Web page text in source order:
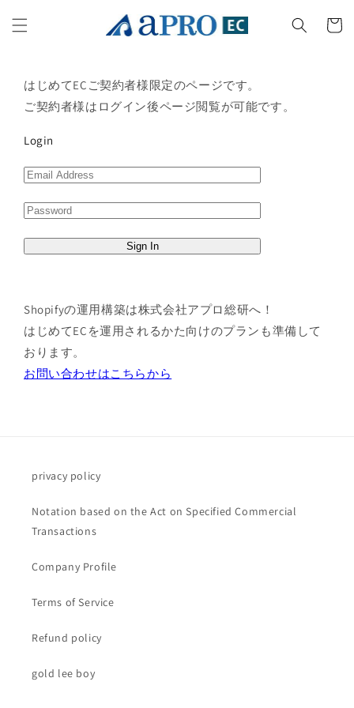
content
Cart
はじめてECご契約者様限定のページです。
ご契約者様はログイン後ページ閲覧が可能です。
Login
Shopifyの運用構築は株式会社アプロ総研へ！
はじめてECを運用されるかた向けのプランも準備して
おります。
お問い合わせはこちらから
privacy policy
Notation based on the Act on Specified Commercial
Transactions
Company Profile
Terms of Service
Refund policy
gold lee boy